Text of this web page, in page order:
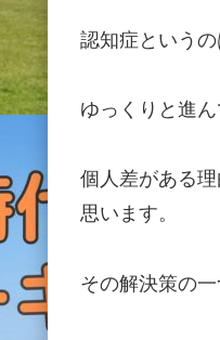
認知症というの
ゆっくりと進
個人差がある
思います。
その解決策の